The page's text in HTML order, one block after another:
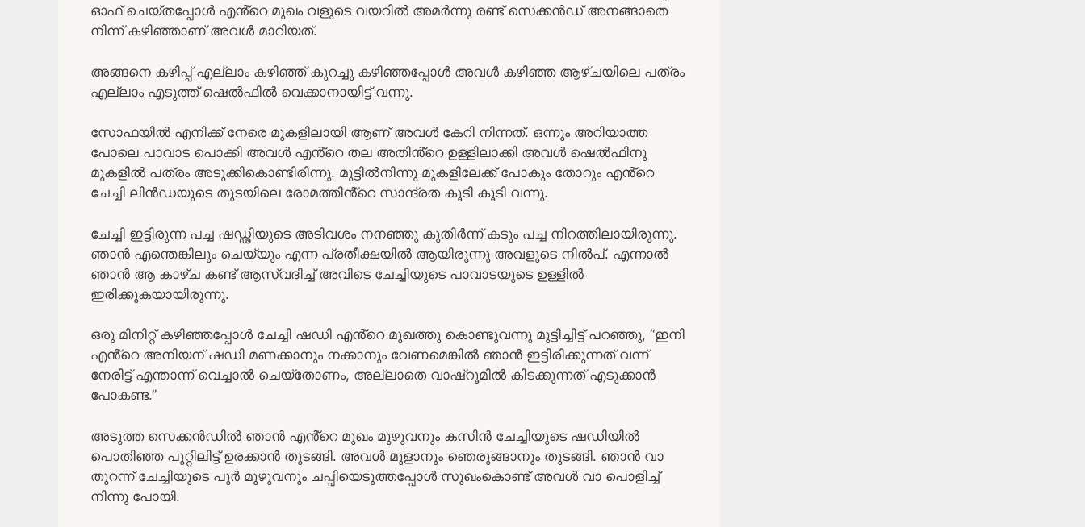
ഓഫ്‌ ചെയ്തപ്പോൾ എൻ്റെ മുഖം വളുടെ വയറിൽ അമർന്നു രണ്ട് സെക്കൻഡ് അനങ്ങാതെ
നിന്ന് കഴിഞ്ഞാണ് അവൾ മാറിയത്.
അങ്ങനെ കഴിപ്പ് എല്ലാം കഴിഞ്ഞ് കുറച്ചു കഴിഞ്ഞപ്പോൾ അവൾ കഴിഞ്ഞ ആഴ്ചയിലെ പത്രം
എല്ലാം എടുത്ത് ഷെൽഫിൽ വെക്കാനായിട്ട് വന്നു.
സോഫയിൽ എനിക്ക് നേരെ മുകളിലായി ആണ് അവൾ കേറി നിന്നത്. ഒന്നും അറിയാത്ത
പോലെ പാവാട പൊക്കി അവൾ എൻ്റെ തല അതിൻ്റെ ഉള്ളിലാക്കി അവൾ ഷെൽഫിനു
മുകളിൽ പത്രം അടുക്കികൊണ്ടിരിന്നു. മുട്ടിൽനിന്നു മുകളിലേക്ക് പോകും തോറും എൻ്റെ
ചേച്ചി ലിൻഡയുടെ തുടയിലെ രോമത്തിൻ്റെ സാന്ദ്രത കൂടി കൂടി വന്നു.
ചേച്ചി ഇട്ടിരുന്ന പച്ച ഷഡ്ഢിയുടെ അടിവശം നനഞ്ഞു കുതിർന്ന് കടും പച്ച നിറത്തിലായിരുന്നു.
ഞാൻ എന്തെങ്കിലും ചെയ്യും എന്ന പ്രതീക്ഷയിൽ ആയിരുന്നു അവളുടെ നിൽപ്. എന്നാൽ
ഞാൻ ആ കാഴ്ച കണ്ട് ആസ്വദിച്ച് അവിടെ ചേച്ചിയുടെ പാവാടയുടെ ഉള്ളിൽ
ഇരിക്കുകയായിരുന്നു.
ഒരു മിനിറ്റ് കഴിഞ്ഞപ്പോൾ ചേച്ചി ഷഡി എൻ്റെ മുഖത്തു കൊണ്ടുവന്നു മുട്ടിച്ചിട്ട് പറഞ്ഞു, “ഇനി
എൻ്റെ അനിയന് ഷഡി മണക്കാനും നക്കാനും വേണമെങ്കിൽ ഞാൻ ഇട്ടിരിക്കുന്നത് വന്ന്
നേരിട്ട് എന്താന്ന് വെച്ചാൽ ചെയ്തോണം, അല്ലാതെ വാഷ്റൂമിൽ കിടക്കുന്നത് എടുക്കാൻ
പോകണ്ട.”
അടുത്ത സെക്കൻഡിൽ ഞാൻ എൻ്റെ മുഖം മുഴുവനും കസിൻ ചേച്ചിയുടെ ഷഡിയിൽ
പൊതിഞ്ഞ പൂറ്റിലിട്ട് ഉരക്കാൻ തുടങ്ങി. അവൾ മൂളാനും ഞെരുങ്ങാനും തുടങ്ങി. ഞാൻ വാ
തുറന്ന് ചേച്ചിയുടെ പൂർ മുഴുവനും ചപ്പിയെടുത്തപ്പോൾ സുഖംകൊണ്ട് അവൾ വാ പൊളിച്ച്
നിന്നു പോയി.